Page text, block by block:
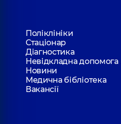
Поліклініки
Стаціонар
Діагностика
Невідкладна допомога
Новини
Медична бібліотека
Вакансії